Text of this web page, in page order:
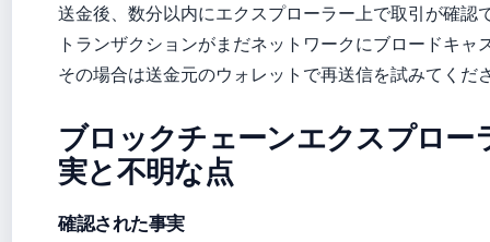
送金後、数分以内にエクスプローラー上で取引が確認
トランザクションがまだネットワークにブロードキ
その場合は送金元のウォレットで再送信を試みてくだ
ブロックチェーンエクスプロー
実と不明な点
確認された事実